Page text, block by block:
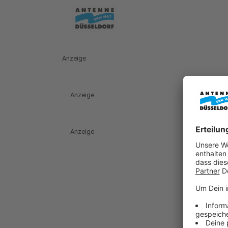
Anzeige
Anzeige
Anzeige